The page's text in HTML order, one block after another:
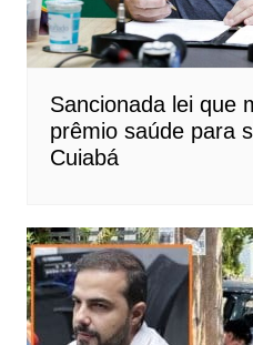
Sancionada lei que
prêmio saúde para
Cuiabá